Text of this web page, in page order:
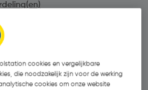
cookies en vergelijkbare
die noodzakelijk zijn voor de werking
cookies om onze website